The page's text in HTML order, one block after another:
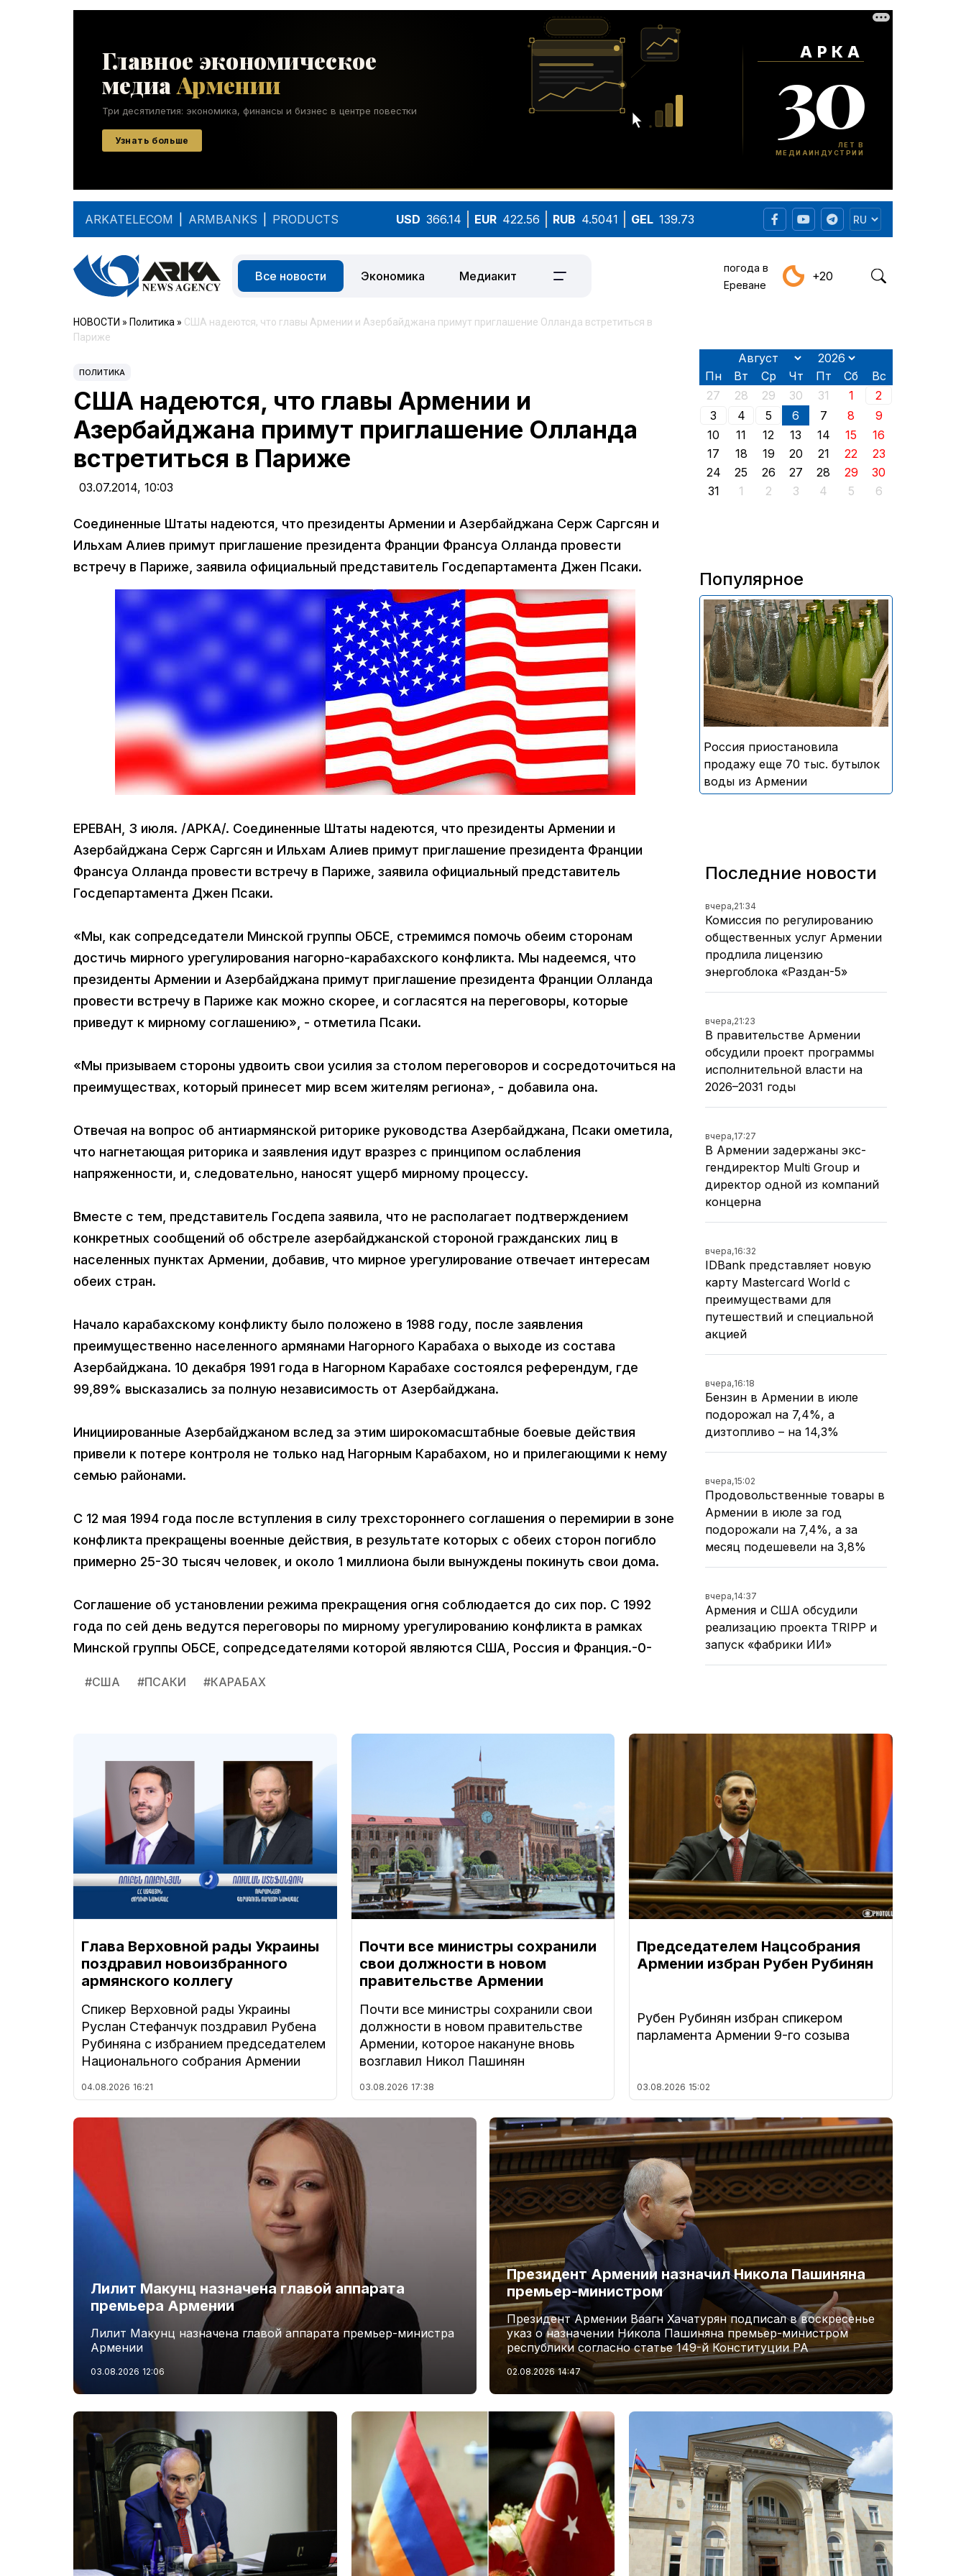
ARKATELECOM ARMBANKS PRODUCTS USD 366.14 EUR 422.56 RUB 4.5041 GEL 139.73
Все новости Экономика Медиакит
погода в
Ереване
+20
НОВОСТИ » Политика » США надеются, что главы Армении и Азербайджана примут приглашение Олланда встретиться в
Париже
ПОЛИТИКА
США надеются, что главы Армении и
Азербайджана примут приглашение Олланда
встретиться в Париже
03.07.2014, 10:03
Соединенные Штаты надеются, что президенты Армении и Азербайджана Серж Саргсян и
Ильхам Алиев примут приглашение президента Франции Франсуа Олланда провести
встречу в Париже, заявила официальный представитель Госдепартамента Джен Псаки.
ЕРЕВАН, 3 июля. /АРКА/. Соединенные Штаты надеются, что президенты Армении и
Азербайджана Серж Саргсян и Ильхам Алиев примут приглашение президента Франции
Франсуа Олланда провести встречу в Париже, заявила официальный представитель
Госдепартамента Джен Псаки.
«Мы, как сопредседатели Минской группы ОБСЕ, стремимся помочь обеим сторонам
достичь мирного урегулирования нагорно-карабахского конфликта. Мы надеемся, что
президенты Армении и Азербайджана примут приглашение президента Франции Олланда
провести встречу в Париже как можно скорее, и согласятся на переговоры, которые
приведут к мирному соглашению», - отметила Псаки.
«Мы призываем стороны удвоить свои усилия за столом переговоров и сосредоточиться на
преимуществах, который принесет мир всем жителям региона», - добавила она.
Отвечая на вопрос об антиармянской риторике руководства Азербайджана, Псаки ометила,
что нагнетающая риторика и заявления идут вразрез с принципом ослабления
напряженности, и, следовательно, наносят ущерб мирному процессу.
Вместе с тем, представитель Госдепа заявила, что не располагает подтверждением
конкретных сообщений об обстреле азербайджанской стороной гражданских лиц в
населенных пунктах Армении, добавив, что мирное урегулирование отвечает интересам
обеих стран.
Начало карабахскому конфликту было положено в 1988 году, после заявления
преимущественно населенного армянами Нагорного Карабаха о выходе из состава
Азербайджана. 10 декабря 1991 года в Нагорном Карабахе состоялся референдум, где
99,89% высказались за полную независимость от Азербайджана.
Инициированные Азербайджаном вслед за этим широкомасштабные боевые действия
привели к потере контроля не только над Нагорным Карабахом, но и прилегающими к нему
семью районами.
С 12 мая 1994 года после вступления в силу трехстороннего соглашения о перемирии в зоне
конфликта прекращены военные действия, в результате которых с обеих сторон погибло
примерно 25-30 тысяч человек, и около 1 миллиона были вынуждены покинуть свои дома.
Соглашение об установлении режима прекращения огня соблюдается до сих пор. С 1992
года по сей день ведутся переговоры по мирному урегулированию конфликта в рамках
Минской группы ОБСЕ, сопредседателями которой являются США, Россия и Франция.-0-
#США #ПСАКИ #КАРАБАХ
Пн Вт Ср Чт Пт Сб
Вс
27
28 29 30 31 1
2
3
4 5 6 7 8
9
10
11 12 13 14 15
16
17
18 19 20 21 22
23
24
25 26 27 28 29
30
31
1 2 3 4 5 6
Популярное
В России приостановили
продажу более 70 тыс.
бутылок питьевой воды и
безалкогольных напитков
армянского производства
Россия приостановила
продажу еще 70 тыс. бутылок
воды из Армении
Последние новости
вчера,21:34
Комиссия по регулированию
общественных услуг Армении
продлила лицензию
энергоблока «Раздан-5»
вчера,21:23
В правительстве Армении
обсудили проект программы
исполнительной власти на
2026–2031 годы
вчера,17:27
В Армении задержаны экс-
гендиректор Multi Group и
директор одной из компаний
концерна
вчера,16:32
IDBank представляет новую
карту Mastercard World с
преимуществами для
путешествий и специальной
акцией
вчера,16:18
Бензин в Армении в июле
подорожал на 7,4%, а
дизтопливо – на 14,3%
вчера,15:02
Продовольственные товары в
Армении в июле за год
подорожали на 7,4%, а за
месяц подешевели на 3,8%
вчера,14:37
Армения и США обсудили
реализацию проекта TRIPP и
запуск «фабрики ИИ»
Глава Верховной рады Украины
поздравил новоизбранного
армянского коллегу
Спикер Верховной рады Украины
Руслан Стефанчук поздравил Рубена
Рубиняна с избранием председателем
Национального собрания Армении
04.08.2026 16:21
Почти все министры сохранили
свои должности в новом
правительстве Армении
Почти все министры сохранили свои
должности в новом правительстве
Армении, которое накануне вновь
возглавил Никол Пашинян
03.08.2026 17:38
Председателем Нацсобрания
Армении избран Рубен Рубинян
Рубен Рубинян избран спикером
парламента Армении 9-го созыва
03.08.2026 15:02
Лилит Макунц назначена главой аппарата
премьера Армении
Лилит Макунц назначена главой аппарата премьер-министра
Армении
03.08.2026 12:06
Президент Армении назначил Никола Пашиняна
премьер-министром
Президент Армении Ваагн Хачатурян подписал в воскресенье
указ о назначении Никола Пашиняна премьер-министром
республики согласно статье 149-й Конституции РА
02.08.2026 14:47